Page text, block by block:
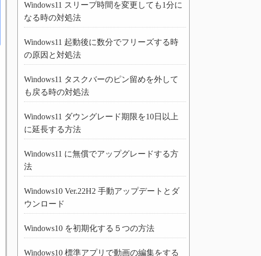
Windows11 スリープ時間を変更しても1分に
なる時の対処法
Windows11 起動後に数分でフリーズする時
の原因と対処法
Windows11 タスクバーのピン留めを外して
も戻る時の対処法
Windows11 ダウングレード期限を10日以上
に延長する方法
Windows11 に無償でアップグレードする方
法
Windows10 Ver.22H2 手動アップデートとダ
ウンロード
Windows10 を初期化する５つの方法
Windows10 標準アプリで動画の編集をする